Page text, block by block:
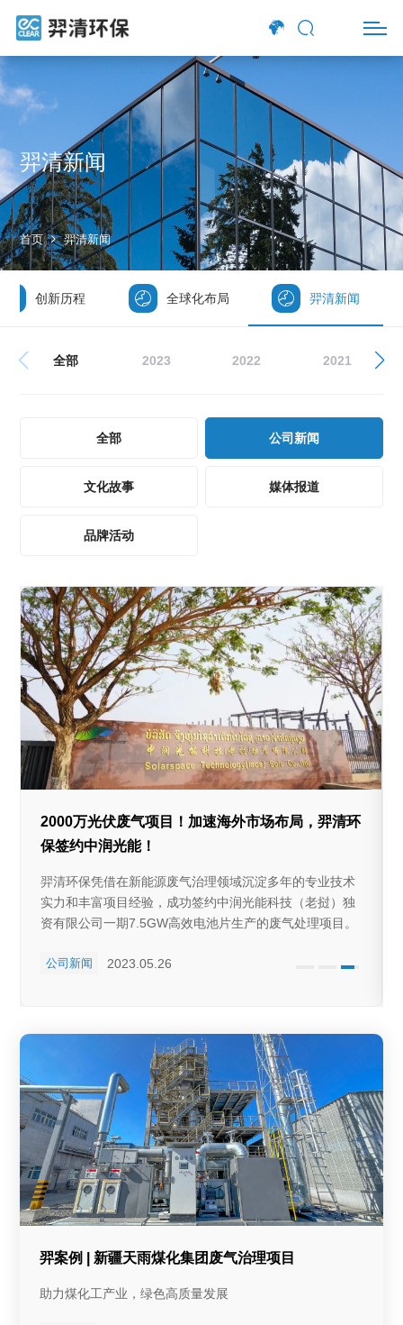
羿清新闻
首页 羿清新闻
创新历程 全球化布局 羿清新闻
全部 2023 2022 2021
全部 公司新闻
文化故事 媒体报道
品牌活动
2000万光伏废气项目！加速海外市场布局，羿清环
保签约中润光能！
羿清环保凭借在新能源废气治理领域沉淀多年的专业技术
实力和丰富项目经验，成功签约中润光能科技（老挝）独
资有限公司一期7.5GW高效电池片生产的废气处理项目。
公司新闻 2023.05.26
羿案例 | 新疆天雨煤化集团废气治理项目
助力煤化工产业，绿色高质量发展